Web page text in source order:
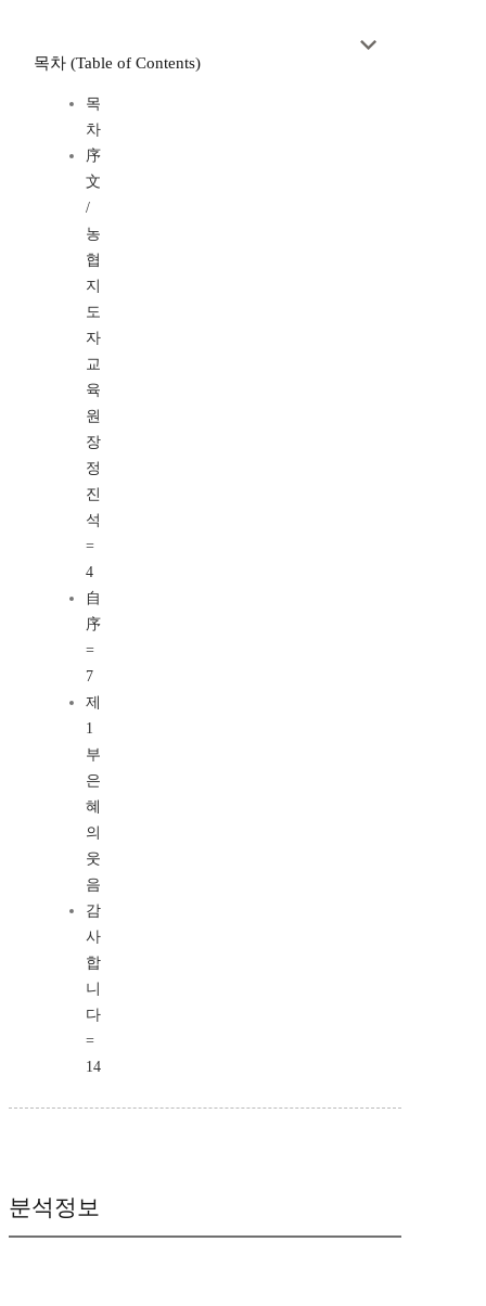
목차 (Table of Contents)
목
차
序
文
/
농
협
지
도
자
교
육
원
장
정
진
석
=
4
自
序
=
7
제
1
부
은
혜
의
웃
음
감
사
합
니
다
=
14
분석정보